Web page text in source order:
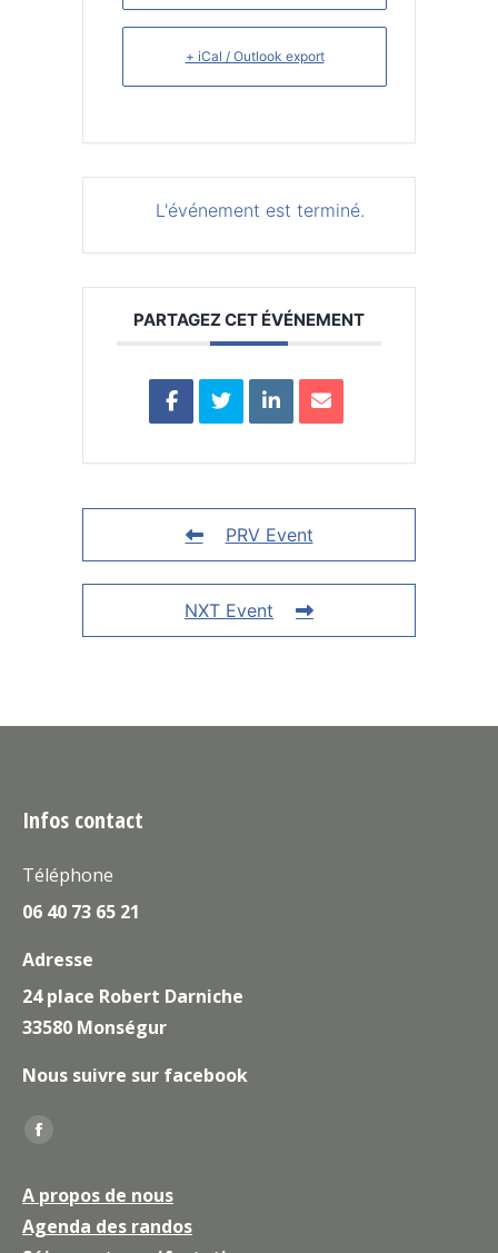
+ iCal / Outlook export
L'événement est terminé.
PARTAGEZ CET ÉVÉNEMENT
PRV Event
NXT Event
Infos contact
Téléphone
06 40 73 65 21
Adresse
24 place Robert Darniche
33580 Monségur
Nous suivre sur facebook
Trouvez nous sur :
La
Facebook
s'ouvre
A propos de nous
Agenda des randos